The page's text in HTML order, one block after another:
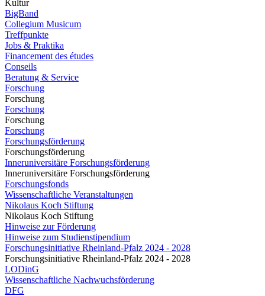
Kultur
BigBand
Collegium Musicum
Treffpunkte
Jobs & Praktika
Financement des études
Conseils
Beratung & Service
Forschung
Forschung
Forschung
Forschung
Forschung
Forschungsförderung
Forschungsförderung
Inneruniversitäre Forschungsförderung
Inneruniversitäre Forschungsförderung
Forschungsfonds
Wissenschaftliche Veranstaltungen
Nikolaus Koch Stiftung
Nikolaus Koch Stiftung
Hinweise zur Förderung
Hinweise zum Studienstipendium
Forschungsinitiative Rheinland-Pfalz 2024 - 2028
Forschungsinitiative Rheinland-Pfalz 2024 - 2028
LODinG
Wissenschaftliche Nachwuchsförderung
DFG